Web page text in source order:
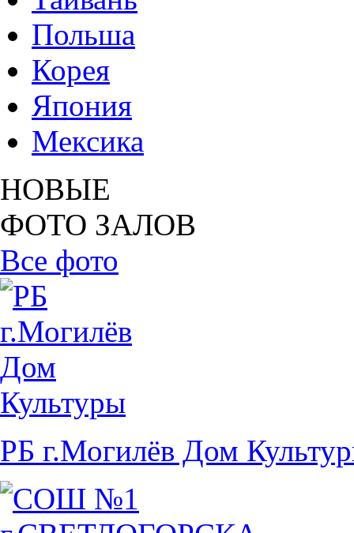
Польша
Корея
Япония
Мексика
НОВЫЕ
ФОТО ЗАЛОВ
Все фото
РБ г.Могилёв Дом